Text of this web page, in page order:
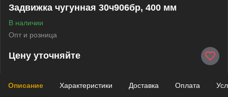
Задвижка чугунная 30ч906бр, 400 мм
В наличии
Опт и розница
Цену уточняйте
Описание Характеристики Доставка Оплата